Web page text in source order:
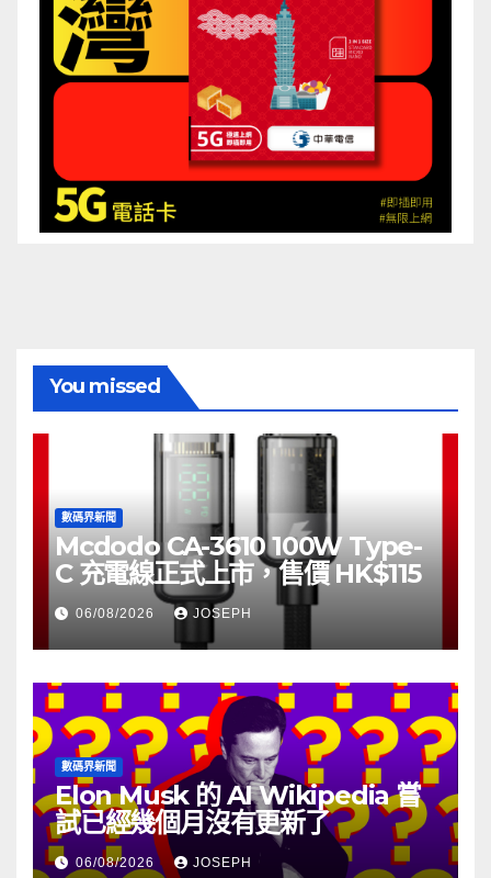
You missed
數碼界新聞
Mcdodo CA-3610 100W Type-
C 充電線正式上市，售價 HK$115
06/08/2026 JOSEPH
數碼界新聞
Elon Musk 的 AI Wikipedia 嘗
試已經幾個月沒有更新了
06/08/2026 JOSEPH